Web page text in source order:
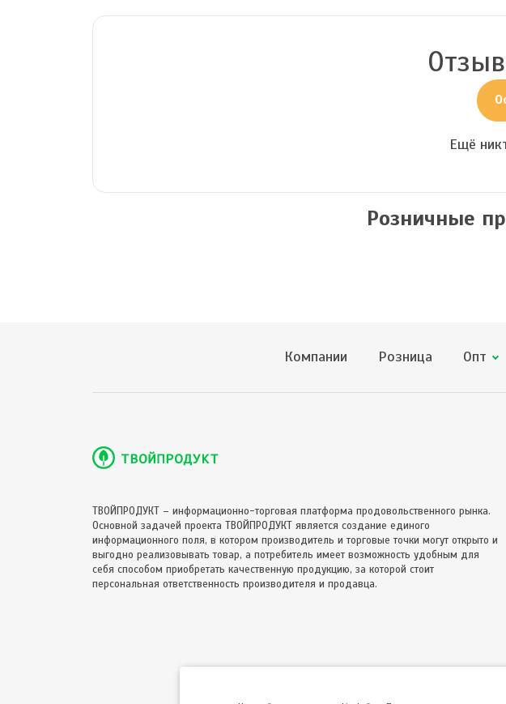
Ещё
Розничные
Компании Розница Опт
ТВОЙПРОДУКТ – информационно-торговая платформа продовольственного рынка.
Основной задачей проекта ТВОЙПРОДУКТ является создание единого
информационного поля, в котором производитель и торговые точки могут открыто и
выгодно реализовывать товар, а потребитель имеет возможность удобным для
себя способом приобретать качественную продукцию, за которой стоит
персональная ответственность производителя и продавца.